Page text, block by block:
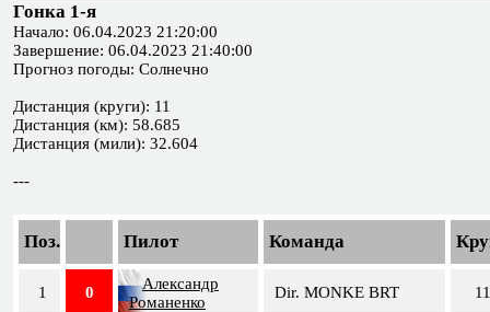
Гонка 1-я
Начало: 06.04.2023 21:20:00
Завершение: 06.04.2023 21:40:00
Прогноз погоды: Солнечно
Дистанция (круги): 11
Дистанция (км): 58.685
Дистанция (мили): 32.604
---
Поз. Пилот Команда
1 0
Александр
Романенко
Dir. MONKE BRT 11